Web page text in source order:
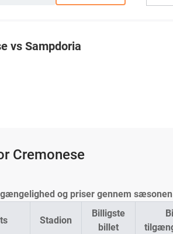
vs Sampdoria
Cremonese
og priser gennem sæsonen
Stadion
Billigste
billet